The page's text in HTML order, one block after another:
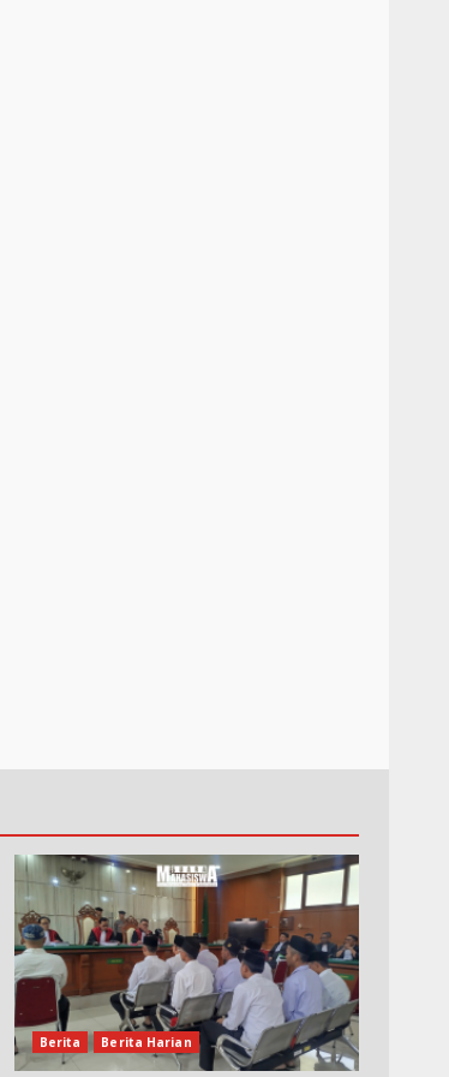
Berita Berita Harian